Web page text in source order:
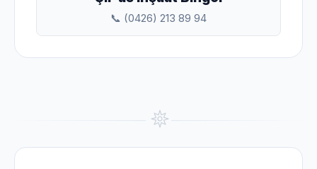
📞 (0426) 213 89 94